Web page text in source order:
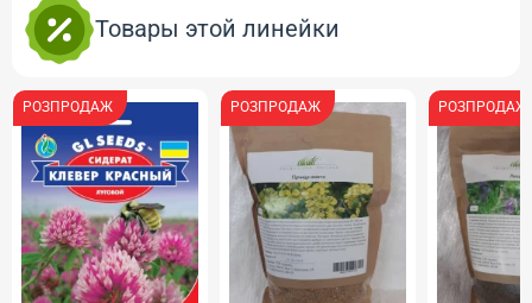
Товары этой линейки
РОЗПРОДАЖ РОЗПРОДАЖ РОЗПРОДАЖ